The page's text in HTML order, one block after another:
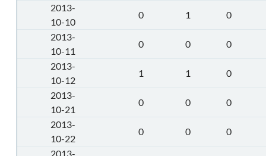
2013-
10-10
0 1
0
2013-
10-11
0 0
0
2013-
10-12
1 1
0
2013-
10-21
0 0
0
2013-
10-22
0 0
0
2013-